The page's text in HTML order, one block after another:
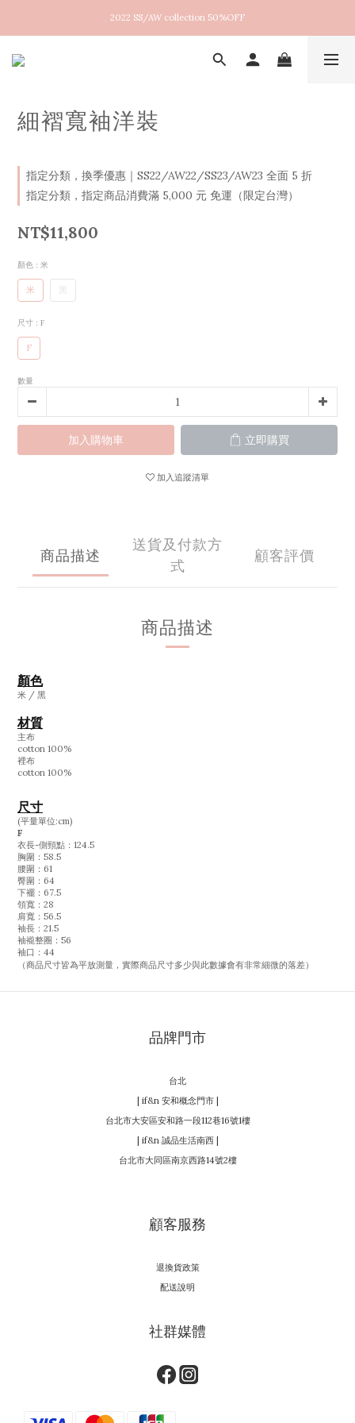
New arrival！2026SS Lucent
2022 SS/AW collection 50%OFF
New arrival！2026SS Lucent
細褶寬袖洋裝
指定分類，換季優惠｜SS22/AW22/SS23/AW23 全面 5 折
指定分類，指定商品消費滿 5,000 元 免運（限定台灣）
NT$11,800
顏色 : 米
米
尺寸 : F
F
數量
加入購物車 立即購買
加入追蹤清單
商品描述
送貨及付款方
式
顧客評價
商品描述
顏色
米 / 黑
材質
主布
cotton 100%
裡布
cotton 100%
尺寸
(平量單位:cm)
F
衣長-側頸點 ：124.5
胸圍 ：58.5
腰圍 ：61
臀圍 ：64
下襬 ：67.5
領寬 ：28
肩寬 ：56.5
袖長 ：21.5
袖襱整圈 ：56
袖口 ：44
（商品尺寸皆為平放測量，實際商品尺寸多少與此數據會有非常細微的落差）
品牌門市
台北
| if&n 安和概念門市 |
台北市大安區安和路一段112巷16號1樓
| if&n 誠品生活南西 |
台北市大同區南京西路14號2樓
顧客服務
退換貨政策
配送說明
社群媒體